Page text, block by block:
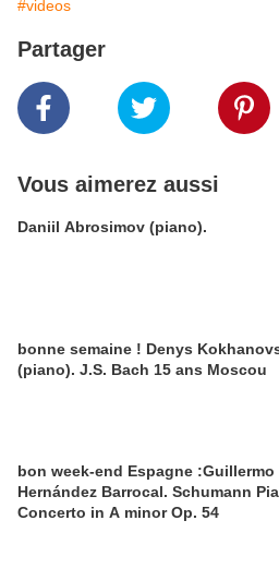
#videos
Partager
Vous aimerez aussi
Daniil Abrosimov (piano).
bonne semaine ! Denys Kokhanovsky
(piano). J.S. Bach 15 ans Moscou
bon week-end Espagne :Guillermo
Hernández Barrocal. Schumann Piano
Concerto in A minor Op. 54